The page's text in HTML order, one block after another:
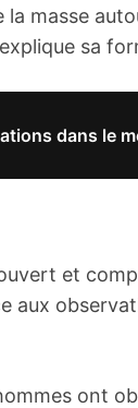
masse
sa
dans le
et
aux
ont